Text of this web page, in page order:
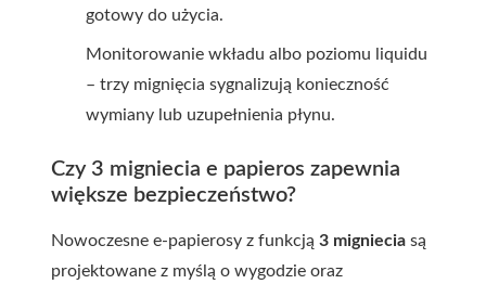
gotowy do użycia.
Monitorowanie wkładu albo poziomu liquidu
– trzy mignięcia sygnalizują konieczność
wymiany lub uzupełnienia płynu.
Czy 3 migniecia e papieros zapewnia
większe bezpieczeństwo?
Nowoczesne e-papierosy z funkcją 3 migniecia są
projektowane z myślą o wygodzie oraz